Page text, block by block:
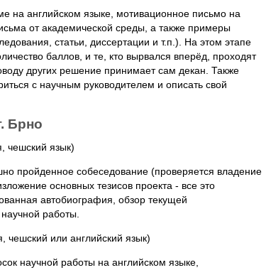
на английском языке, мотивационное письмо на
от академической среды, а также примеры
статьи, диссертации и т.п.). На этом этапе
баллов, и те, кто вырвался вперёд, проходят
других решение принимает сам декан. Также
с научным руководителем и описать свой
Брно
чешский язык)
пройденное собеседование (проверяется владение
основных тезисов проекта - все это
автобиография, обзор текущей
работы.
чешский или английский язык)
научной работы на английском языке,